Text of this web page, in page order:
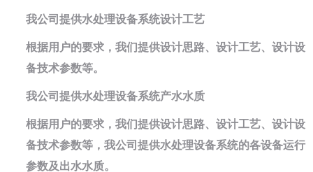
我公司提供水处理设备系统设计工艺
根据用户的要求，我们提供设计思路、设计工艺、设计设
备技术参数等。
我公司提供水处理设备系统产水水质
根据用户的要求，我们提供设计思路、设计工艺、设计设
备技术参数等，我公司提供水处理设备系统的各设备运行
参数及出水水质。